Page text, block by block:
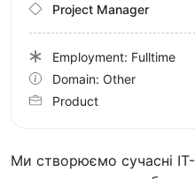
Ми створюємо сучасні
Project Manager
Employment: Fulltime
Domain: Other
Product